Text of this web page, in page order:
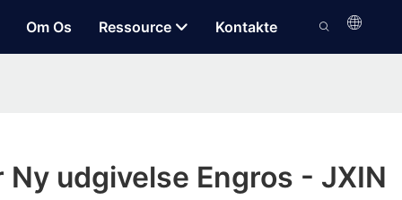
Om Os Ressource Kontakte
udgivelse Engros - JXIN